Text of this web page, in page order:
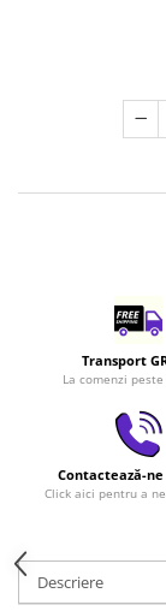
LEGO Creator
LEGO Speed
Transport
La comenzi
Contactează-
Click aici pentru a
Descriere